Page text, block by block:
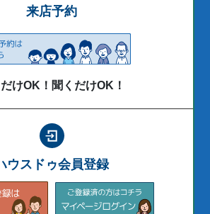
来店予約
けOK！聞くだけOK！
ウスドゥ会員登録